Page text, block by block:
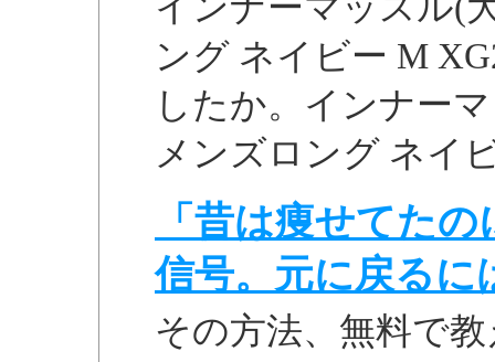
ング ネイビー M
したか。インナー
メンズロング ネイ
「昔は痩せてた
信号。元に戻るに
その方法、無料で